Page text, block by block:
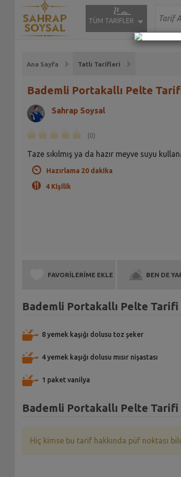
TÜM TARİFLER
Ana Sayfa Tatlı Tarifleri
Bademli Portakallı Pelte
Sahrap Soysal
(0)
Taze sıkılmış ya da hazır meyve suyu
Hazırlama 20 dakika
4 Kişilik
FAVORİLERİME EKLE BEN DE
Bademli Portakallı Pelte
8 yemek kaşığı dolusu toz şeker
4 yemek kaşığı dolusu mısır nişastası
1 paket vanilya
Bademli Portakallı Pelte
Hiç kimse bu tarif hakkında püf noktası